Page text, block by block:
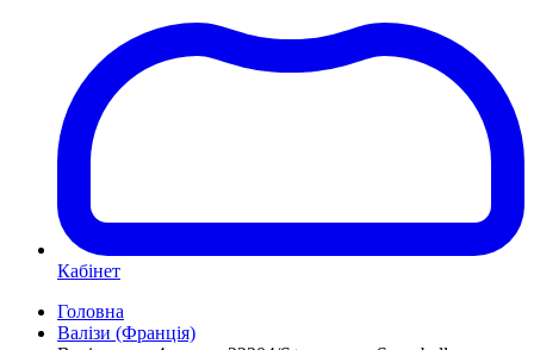
Кабінет
Головна
Валізи (Франція)